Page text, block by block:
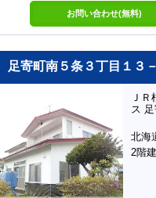
お問い合わせ(無料)
足寄町南５条３丁目１３
Ｊ
ス
北海
2階